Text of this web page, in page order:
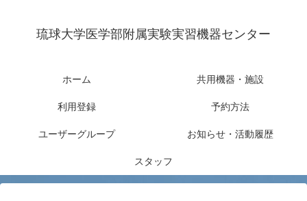
琉球大学医学部附属実験実習機器センター
ホーム 共用機器・施設
利用登録 予約方法
ユーザーグループ お知らせ・活動履歴
スタッフ